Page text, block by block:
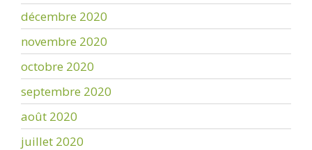
décembre 2020
novembre 2020
octobre 2020
septembre 2020
août 2020
juillet 2020